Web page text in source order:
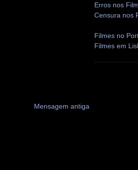
Mensagem antiga
Erros nos
Censura nos
Filmes no
Filmes em